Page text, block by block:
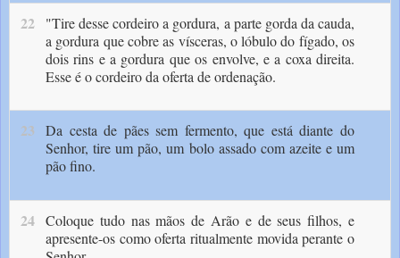
22
"Tire desse cordeiro a gordura, a parte gorda da cauda,
a gordura que cobre as vísceras, o lóbulo do fígado, os
dois rins e a gordura que os envolve, e a coxa direita.
Esse é o cordeiro da oferta de ordenação.
23
Da cesta de pães sem fermento, que está diante do
Senhor, tire um pão, um bolo assado com azei­te e um
pão fino.
24 Coloque tudo nas mãos de Arão e de seus filhos, e
apresente-os como oferta ritualmente movida perante o